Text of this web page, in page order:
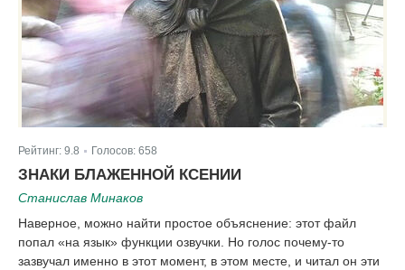
Рейтинг: 9.8 Голосов: 658
ЗНАКИ БЛАЖЕННОЙ КСЕНИИ
Станислав Минаков
Наверное, можно найти простое объяснение: этот файл
попал «на язык» функции озвучки. Но голос почему-то
зазвучал именно в этот момент, в этом месте, и читал он эти